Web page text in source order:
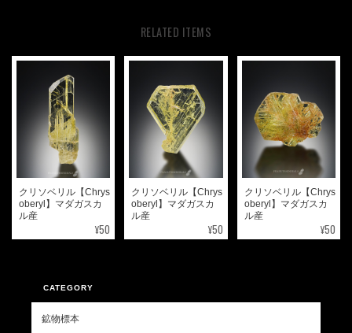
RELATED ITEMS
クリソベリル【Chrys
oberyl】マダガスカ
ル産
¥50
クリソベリル【Chrys
oberyl】マダガスカ
ル産
¥50
クリソベリル【Chrys
oberyl】マダガスカ
ル産
¥50
CATEGORY
鉱物標本